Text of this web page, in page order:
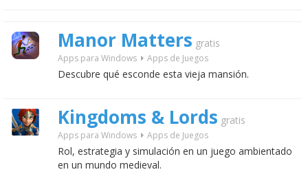
Manor Matters gratis
Apps para Windows Apps de Juegos
Descubre qué esconde esta vieja mansión.
Kingdoms & Lords gratis
Apps para Windows Apps de Juegos
Rol, estrategia y simulación en un juego ambientado
en un mundo medieval.